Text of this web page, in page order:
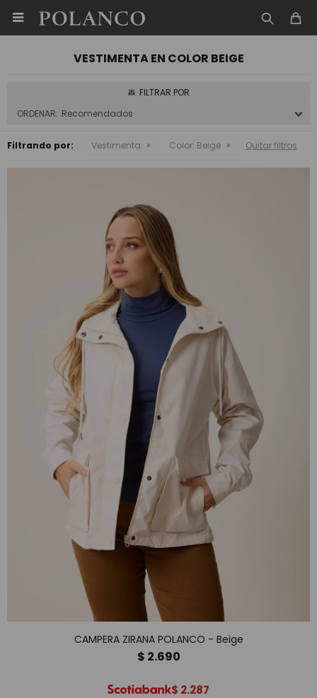

VESTIMENTA EN COLOR BEIGE
Recomendados
Filtrando por: Vestimenta Color: Beige Quitar filtros
CAMPERA ZIRANA POLANCO - Beige
$ 2.690
$ 2.287